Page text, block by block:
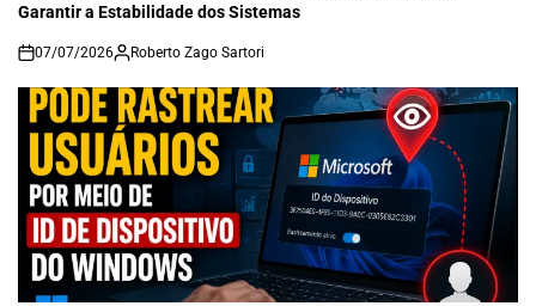
Garantir a Estabilidade dos Sistemas
on
07/07/2026 Roberto Zago Sartori